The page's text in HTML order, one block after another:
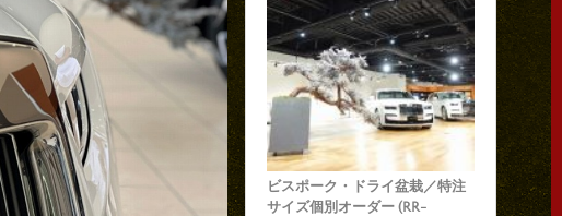
ビスポーク・ドライ盆栽／特注
サイズ個別オーダー (RR-